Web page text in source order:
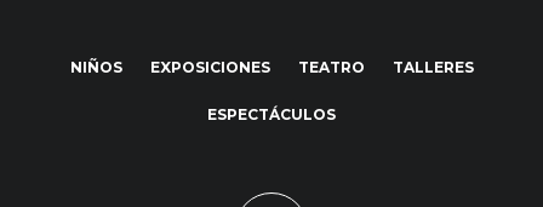
NIÑOS EXPOSICIONES TEATRO TALLERES
ESPECTÁCULOS